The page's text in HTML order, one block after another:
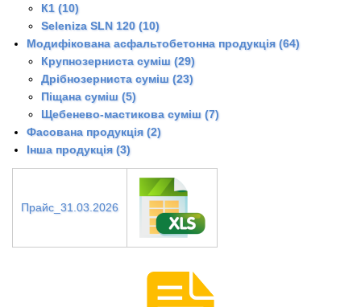
К1 (10)
Seleniza SLN 120 (10)
Модифікована асфальтобетонна продукція (64)
Крупнозерниста суміш (29)
Дрібнозерниста суміш (23)
Піщана суміш (5)
Щебенево-мастикова суміш (7)
Фасована продукція (2)
Інша продукція (3)
Прайс_31.03.2026